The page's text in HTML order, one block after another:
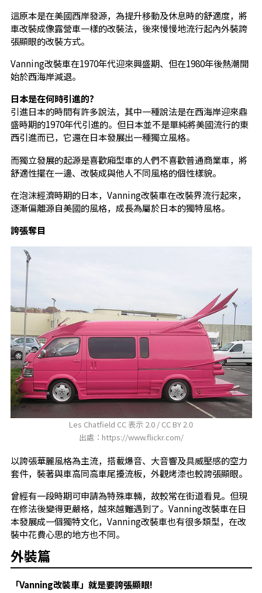
這原本是在美國西岸發源，為提升移動及休息時的舒適度，將
車改裝成像露營車一樣的改裝法，後來慢慢地流行起內外裝誇
張顯眼的改裝方式。
Vanning改裝車在1970年代迎來興盛期、但在1980年後熱潮開
始於西海岸減退。
日本是在何時引進的?
引進日本的時間有許多說法，其中一種說法是在西海岸迎來鼎
盛時期的1970年代引進的。但日本並不是單純將美國流行的東
西引進而已，它還在日本發展出一種獨立風格。
而獨立發展的起源是喜歡廂型車的人們不喜歡普通商業車，將
舒適性擺在一邊、改裝成與他人不同風格的個性樣貌。
在泡沫經濟時期的日本，Vanning改裝車在改裝界流行起來，
逐漸偏離源自美國的風格，成長為屬於日本的獨特風格。
誇張奪目
Les Chatfield CC 表示 2.0 / CC BY 2.0
出處：https://www.flickr.com/
以誇張華麗風格為主流，搭載爆音、大音響及具威壓感的空力
套件，裝著與車高同高車尾擾流板，外觀烤漆也較誇張顯眼。
曾經有一段時期可申請為特殊車輛，故較常在街道看見。但現
在修法後變得更嚴格，越來越難遇到了。Vanning改裝車在日
本發展成一個獨特文化，Vanning改裝車也有很多類型，在改
裝中花費心思的地方也不同。
外裝篇
「Vanning改裝車」就是要誇張顯眼!